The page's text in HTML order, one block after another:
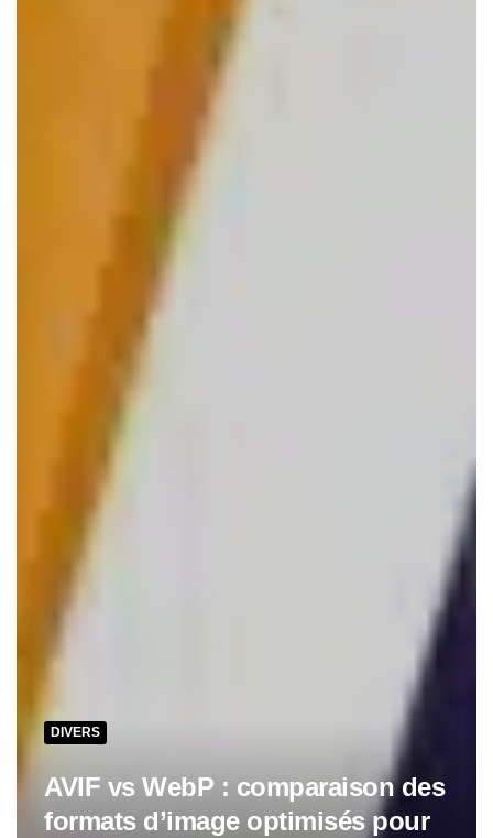
DIVERS
AVIF vs WebP : comparaison des
formats d’image optimisés pour